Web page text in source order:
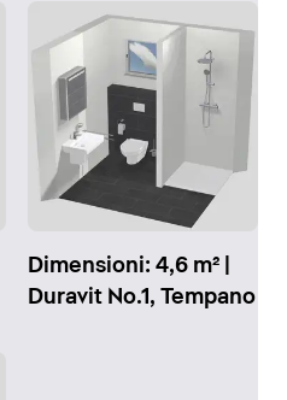
Dimensioni: 4,6 m² |
Duravit No.1, Tempano